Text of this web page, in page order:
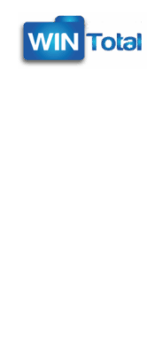
Inhalt
springen